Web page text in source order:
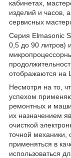
кабинетах,
изделий и часов,
сервисных
Серия Elmasonic
0,5 до 90 литров)
отображаются на
Несмотря на то,
успехом
ремонтных и
их назначением
очисткой
точной механики,
применяться в
использоваться